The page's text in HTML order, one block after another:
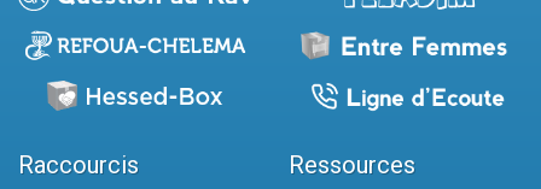
Raccourcis Ressources